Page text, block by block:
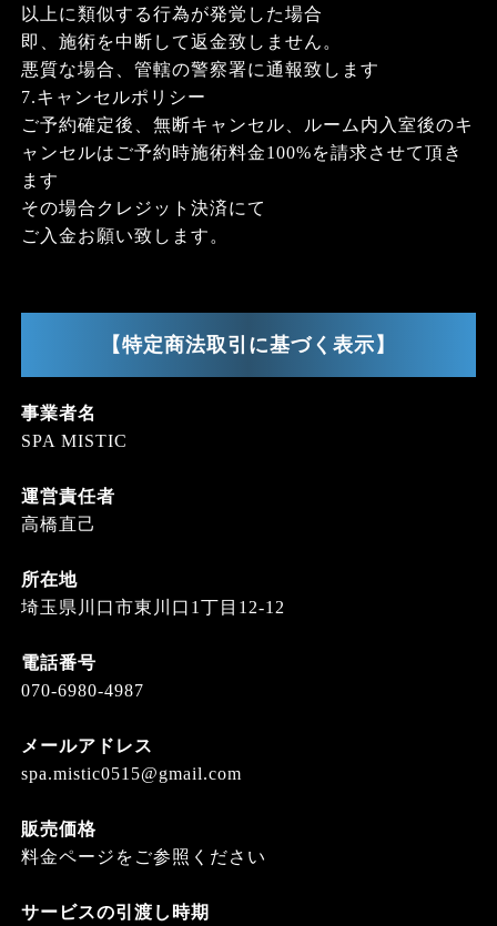
以上に類似する行為が発覚した場合
即、施術を中断して返金致しません。
悪質な場合、管轄の警察署に通報致します
7.キャンセルポリシー
ご予約確定後、無断キャンセル、ルーム内入室後のキ
ャンセルはご予約時施術料金100%を請求させて頂き
ます
その場合クレジット決済にて
ご入金お願い致します。
【特定商法取引に基づく表示】
事業者名
SPA MISTIC
運営責任者
高橋直己
所在地
埼玉県川口市東川口1丁目12-12
電話番号
070-6980-4987
メールアドレス
spa.mistic0515@gmail.com
販売価格
料金ページをご参照ください
サービスの引渡し時期